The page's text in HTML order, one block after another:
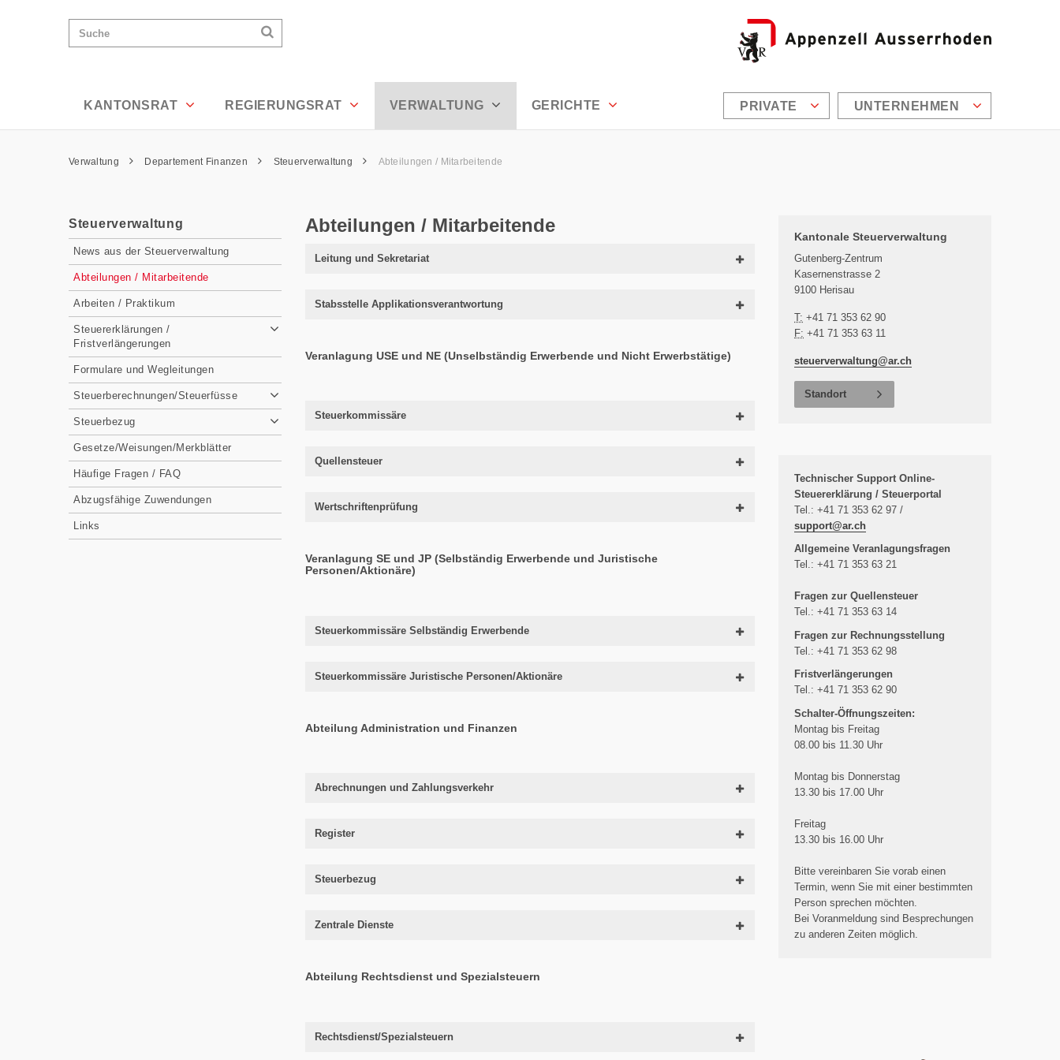
Suchen
KANTONSRAT
REGIERUNGSRAT VERWALTUNG GERICHTE PRIVATE UNTERNEHMEN
Inhalt
Pfadnavigation
Verwaltung Departement Finanzen Steuerverwaltung Abteilungen / Mitarbeitende
Steuerverwaltung
Subnavigation
News aus der Steuerverwaltung
Abteilungen / Mitarbeitende
Arbeiten / Praktikum
Steuererklärungen /
Fristverlängerungen
Formulare und Wegleitungen
Steuerberechnungen/Steuerfüsse
Steuerbezug
Gesetze/Weisungen/Merkblätter
Häufige Fragen / FAQ
Abzugsfähige Zuwendungen
Links
Abteilungen / Mitarbeitende
Leitung und Sekretariat
Stabsstelle Applikationsverantwortung
Veranlagung USE und NE (Unselbständig Erwerbende und Nicht Erwerbstätige)
Steuerkommissäre
Quellensteuer
Wertschriftenprüfung
Veranlagung SE und JP (Selbständig Erwerbende und Juristische
Personen/Aktionäre)
Steuerkommissäre Selbständig Erwerbende
Steuerkommissäre Juristische Personen/Aktionäre
Abteilung Administration und Finanzen
Abrechnungen und Zahlungsverkehr
Register
Steuerbezug
Zentrale Dienste
Abteilung Rechtsdienst und Spezialsteuern
Rechtsdienst/Spezialsteuern
Kantonale Steuerverwaltung
Gutenberg-Zentrum
Kasernenstrasse 2
9100 Herisau
T: +41 71 353 62 90
F: +41 71 353 63 11
steuerverwaltung@ar.ch
Standort
Technischer Support Online-
Steuererklärung / Steuerportal
Tel.: +41 71 353 62 97 /
support@ar.ch
Allgemeine Veranlagungsfragen
Tel.: +41 71 353 63 21
Fragen zur Quellensteuer
Tel.: +41 71 353 63 14
Fragen zur Rechnungsstellung
Tel.: +41 71 353 62 98
Fristverlängerungen
Tel.: +41 71 353 62 90
Schalter-Öffnungszeiten:
Montag bis Freitag
08.00 bis 11.30 Uhr
Montag bis Donnerstag
13.30 bis 17.00 Uhr
Freitag
13.30 bis 16.00 Uhr
Bitte vereinbaren Sie vorab einen
Termin, wenn Sie mit einer bestimmten
Person sprechen möchten.
Bei Voranmeldung sind Besprechungen
zu anderen Zeiten möglich.